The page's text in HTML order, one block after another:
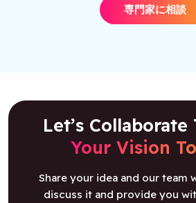
専門家に相談
Let’s Collaborate
Your Vision
Share your idea and our team
discuss it and provide you